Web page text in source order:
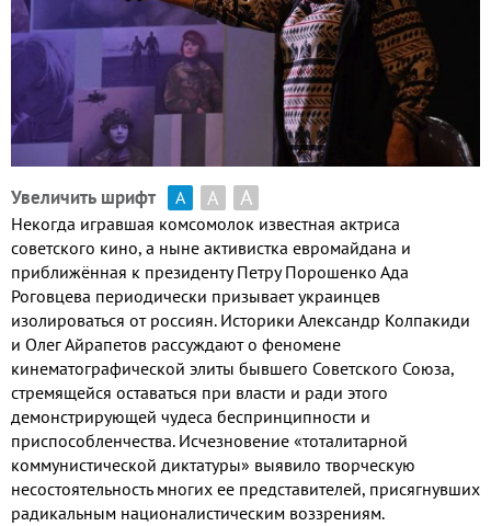
Увеличить шрифт А А А
Некогда игравшая комсомолок известная актриса
советского кино, а ныне активистка евромайдана и
приближённая к президенту Петру Порошенко Ада
Роговцева периодически призывает украинцев
изолироваться от россиян. Историки Александр Колпакиди
и Олег Айрапетов рассуждают о феномене
кинематографической элиты бывшего Советского Союза,
стремящейся оставаться при власти и ради этого
демонстрирующей чудеса беспринципности и
приспособленчества. Исчезновение «тоталитарной
коммунистической диктатуры» выявило творческую
несостоятельность многих ее представителей, присягнувших
радикальным националистическим воззрениям.